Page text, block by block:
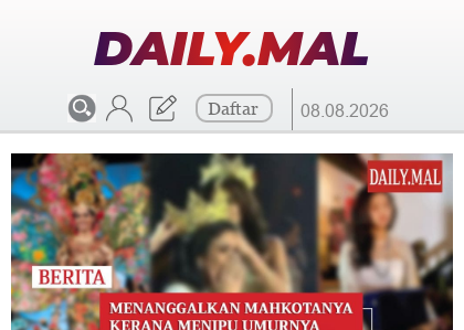
Daftar 08.08.2026
DAILY.MAL